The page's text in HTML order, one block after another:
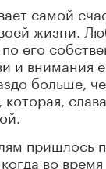
самой
жизни.
его
и внимания
больше,
пришлось
во время